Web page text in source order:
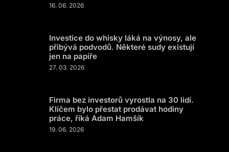
16. 06. 2026
Investice do whisky láká na výnosy, ale
přibývá podvodů. Některé sudy existují
jen na papíře
27. 03. 2026
Firma bez investorů vyrostla na 30 lidí.
Klíčem bylo přestat prodávat hodiny
práce, říká Adam Hamšík
19. 06. 2026